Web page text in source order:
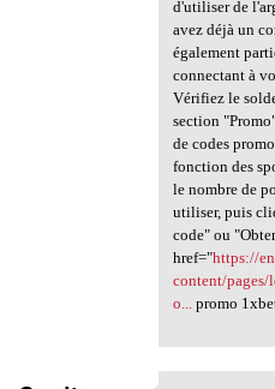
d'utiliser de
avez déjà un
également
connectant à
Vérifiez le
section
de codes
fonction des
le nombre de
utiliser, puis
code" ou
href="https://
content/pages/
o...
promo